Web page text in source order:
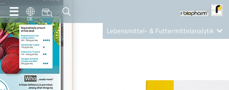
DE
Lebensmittel- & Futtermittelanalytik
Nutrition Care